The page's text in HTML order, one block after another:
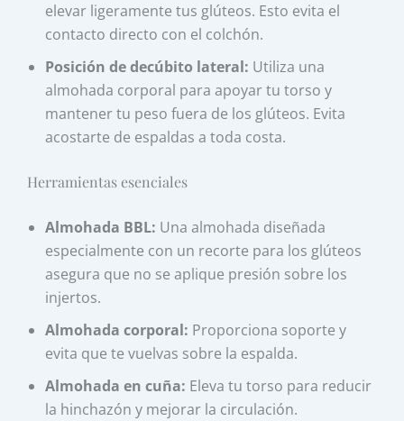
elevar ligeramente tus glúteos. Esto evita el
contacto directo con el colchón.
Posición de decúbito lateral: Utiliza una
almohada corporal para apoyar tu torso y
mantener tu peso fuera de los glúteos. Evita
acostarte de espaldas a toda costa.
Herramientas esenciales
Almohada BBL: Una almohada diseñada
especialmente con un recorte para los glúteos
asegura que no se aplique presión sobre los
injertos.
Almohada corporal: Proporciona soporte y
evita que te vuelvas sobre la espalda.
Almohada en cuña: Eleva tu torso para reducir
la hinchazón y mejorar la circulación.